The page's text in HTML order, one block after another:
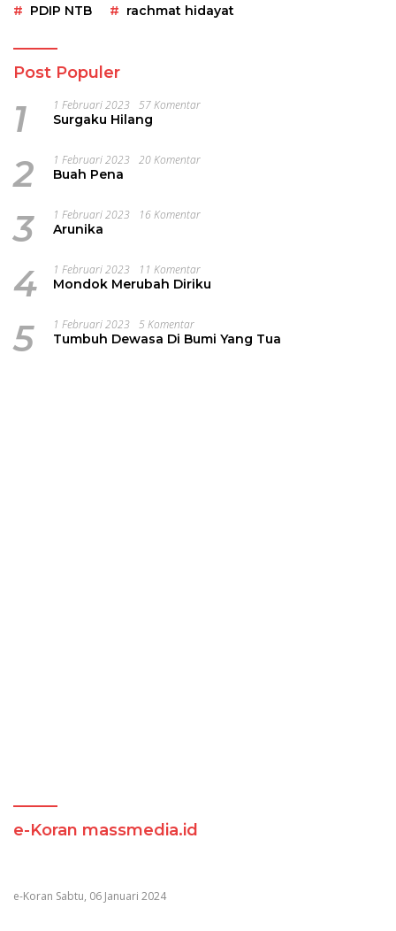
PDIP NTB rachmat hidayat
Post Populer
1 1 Februari 2023 57 Komentar
Surgaku Hilang
2 1 Februari 2023 20 Komentar
Buah Pena
3 1 Februari 2023 16 Komentar
Arunika
4 1 Februari 2023 11 Komentar
Mondok Merubah Diriku
5 1 Februari 2023 5 Komentar
Tumbuh Dewasa Di Bumi Yang Tua
e-Koran massmedia.id
e-Koran Sabtu, 06 Januari 2024